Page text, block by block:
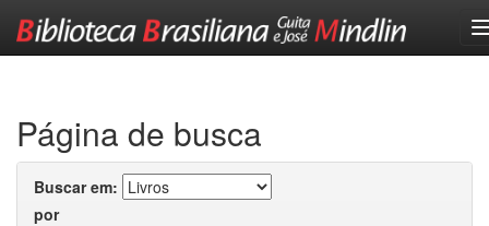
Página de busca
Buscar em:
por